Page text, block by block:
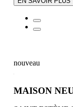
nouveau
MAISON